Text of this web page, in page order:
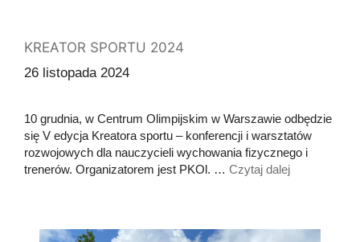
KREATOR SPORTU 2024
26 listopada 2024
10 grudnia, w Centrum Olimpijskim w Warszawie odbędzie
się V edycja Kreatora sportu – konferencji i warsztatów
rozwojowych dla nauczycieli wychowania fizycznego i
trenerów. Organizatorem jest PKOl. … Czytaj dalej